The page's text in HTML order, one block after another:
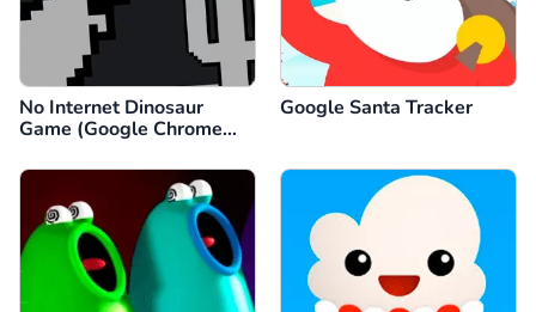
No Internet Dinosaur
Game (Google Chrome
Google Santa Tracker